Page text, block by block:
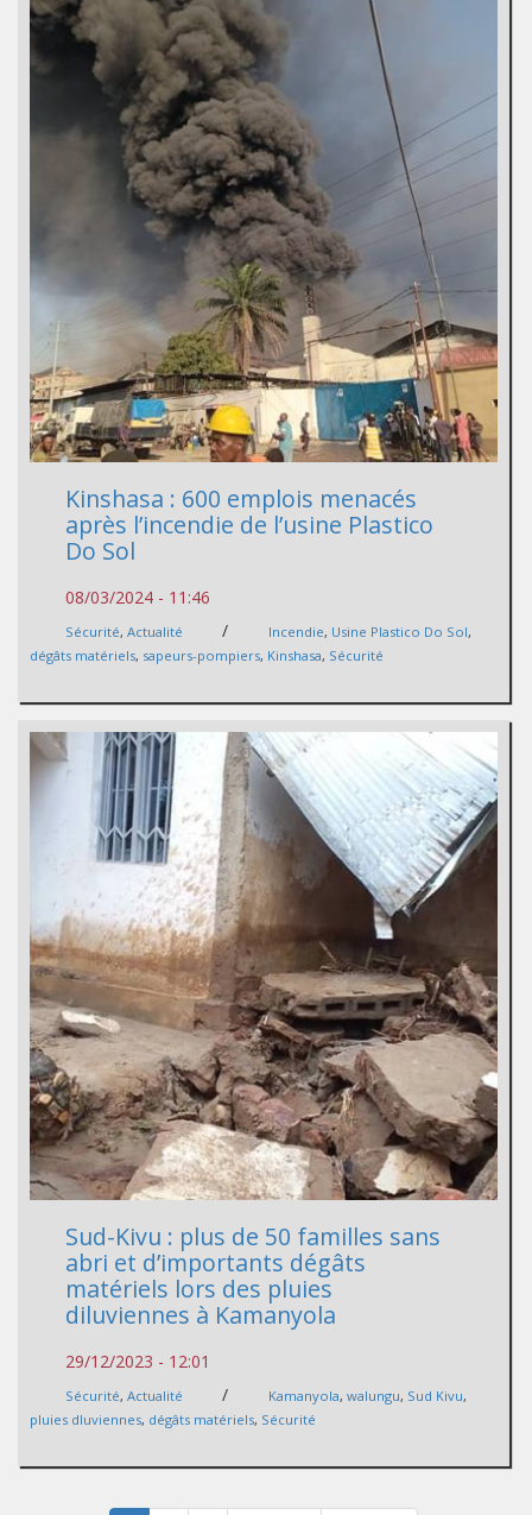
Kinshasa : 600 emplois menacés
après l’incendie de l’usine Plastico
Do Sol
08/03/2024 - 11:46
Sécurité, Actualité / Incendie, Usine Plastico Do Sol,
dégâts matériels, sapeurs-pompiers, Kinshasa, Sécurité
Sud-Kivu : plus de 50 familles sans
abri et d’importants dégâts
matériels lors des pluies
diluviennes à Kamanyola
29/12/2023 - 12:01
Sécurité, Actualité / Kamanyola, walungu, Sud Kivu,
pluies dluviennes, dégâts matériels, Sécurité